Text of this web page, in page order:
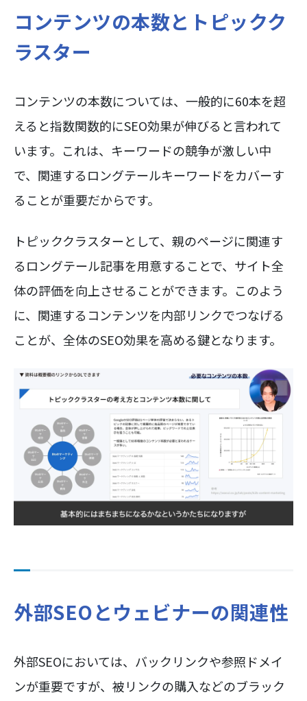
コンテンツの本数とトピックク
ラスター
コンテンツの本数については、一般的に60本を超
えると指数関数的にSEO効果が伸びると言われて
います。これは、キーワードの競争が激しい中
で、関連するロングテールキーワードをカバーす
ることが重要だからです。
トピッククラスターとして、親のページに関連す
るロングテール記事を用意することで、サイト全
体の評価を向上させることができます。このよう
に、関連するコンテンツを内部リンクでつなげる
ことが、全体のSEO効果を高める鍵となります。
外部SEOとウェビナーの関連性
外部SEOにおいては、バックリンクや参照ドメイ
ンが重要ですが、被リンクの購入などのブラック